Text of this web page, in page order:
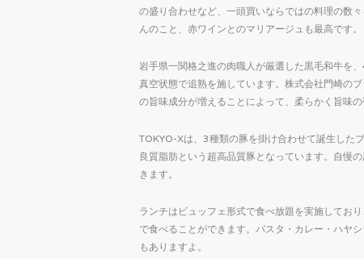
の盛り合わせなど、一頭買いならではの料理の数
んのこと、赤ワインとのマリアージュも最高です。
岩手県一関格之進の肉職人が厳選した黒毛和牛を
真空状態で追熟を施しています。株式会社門崎の
の旨味成分が増えることによって、柔らかく旨味の
TOKYO-Xは、3種類の豚を掛け合わせて誕生した
良質脂肪という超高品質豚となっています。自慢
きます。
ランチはビュッフェ形式で食べ放題を実施してお
で食べることができます。パスタ・カレー・ハヤ
もありますよ。